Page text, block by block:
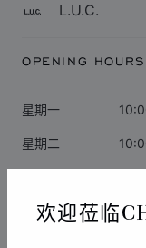
欢迎莅临
L.U.C.
OPENING HOURS
星期一
星期二
星期四